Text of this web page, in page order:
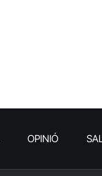
OPINIÓ